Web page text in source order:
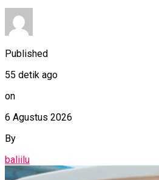
Published
55 detik ago
on
6 Agustus 2026
By
baliilu